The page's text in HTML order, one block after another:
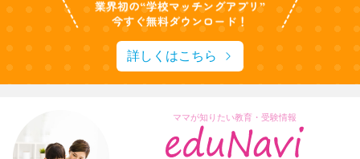
詳しくはこちら
ママが知りたい教育・受験情報